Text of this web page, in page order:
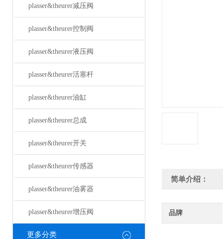
plasser&theurer减压阀
plasser&theurer控制阀
plasser&theurer液压阀
plasser&theurer活塞杆
plasser&theurer油缸
plasser&theurer总成
plasser&theurer开关
plasser&theurer传感器
plasser&theurer油雾器
plasser&theurer增压阀
更多分类
简单介绍：
品牌